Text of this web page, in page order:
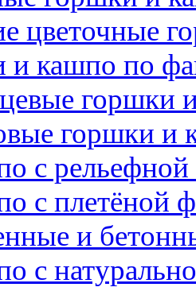
цветочные
и кашпо по
горшки
горшки и
с рельефной
с плетёной
и
с